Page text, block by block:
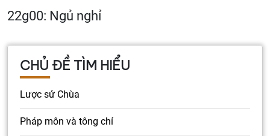
22g00: Ngủ nghỉ
CHỦ ĐỀ TÌM HIỂU
Lược sử Chùa
Pháp môn và tông chỉ